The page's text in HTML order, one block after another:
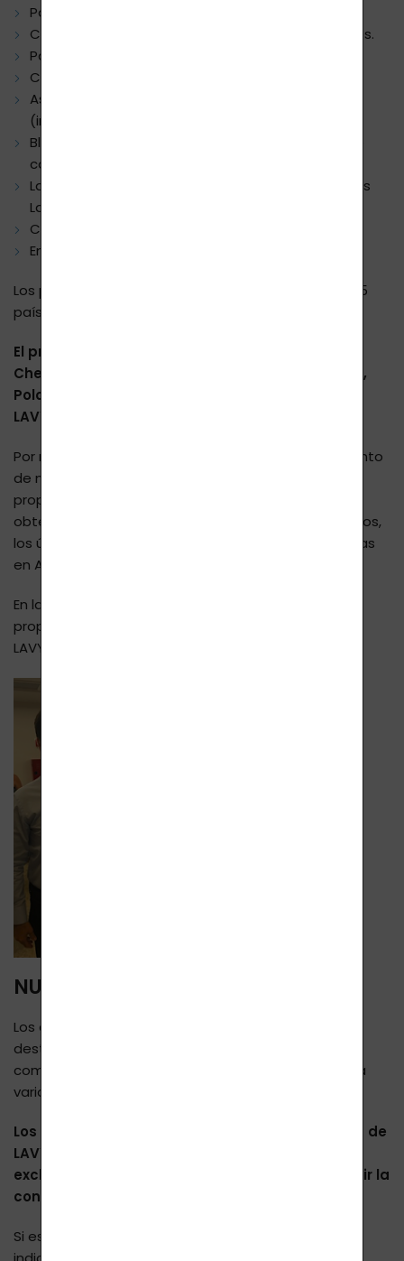
Para registrados descuentos del 10 %.
Colaboración mayorista con los precios más bajos.
Paquetes con descuento.
Cientos de referencias en vídeo, foto y texto.
Asesoramiento y espacio para preguntas
(incluyendo chat en línea, días laborables).
Blog con novedades de nuestro nuevo campo de
cosmética cuántica.
La información más completa sobre los productos
Lavylites.
Colaboración a nivel minorista y mayorista.
Enviamos productos a toda la UE.
Los productos Lavylites ya se pueden comprar en 35
países del mundo.
El proveedor más importante en la República
Checa, la República Eslovaca, Alemania, Austria,
Polonia y también otros países de la UE es
LAVYcosmetics.com
Por nuestro trabajo hemos recibido un reconocimiento
de manos del propio Tibor Jakabovicz, fundador y
propietario de Lavylites. Este reconocimiento lo han
obtenido solo 5 personas en todo el mundo. Nosotros,
los únicos en la República Checa, además 3 personas
en Alemania y una persona en Hungría.
En la fotografía: Tibor Jakabovicz - fundador y
propietario de Lavylites y el representante de
LAVYcosmetics.com, Michal.
NUESTRA DECLARACIÓN:
Los complementos alimenticios son alimentos
destinados a complementar la dieta habitual. Los
complementos alimenticios no sustituyen una dieta
variada y no tienen efectos curativos.
Los datos publicados en las páginas de internet de
LAVYcosmetics.com tienen carácter
exclusivamente informativo y no pueden sustituir la
consulta con un médico.
Si estás enfermo, consulta a un médico y sigue sus